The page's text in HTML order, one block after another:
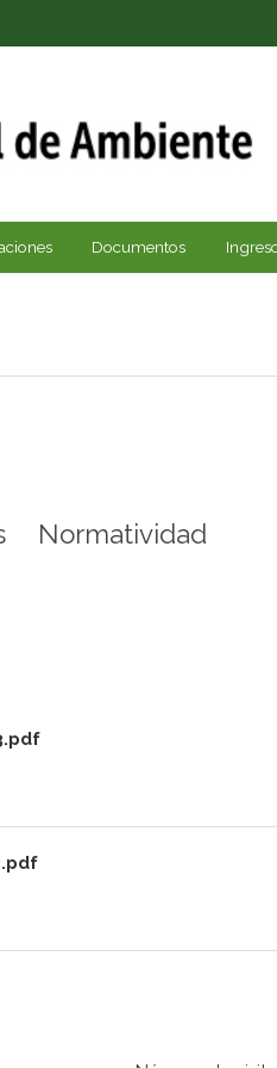
Documentos
Normatividad